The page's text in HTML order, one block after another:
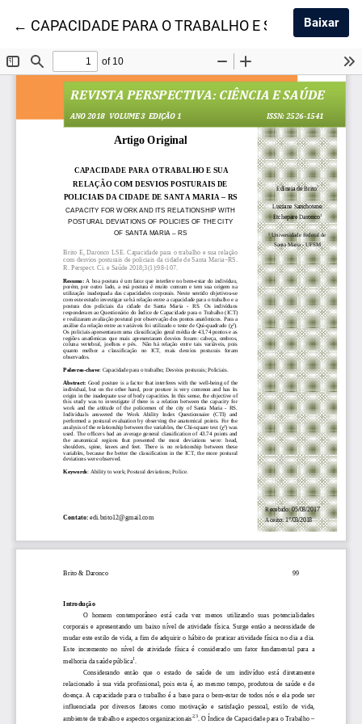
← Voltar aos Detalhes do Artigo
CAPACIDADE PARA O TRABALHO E SUA Baixar